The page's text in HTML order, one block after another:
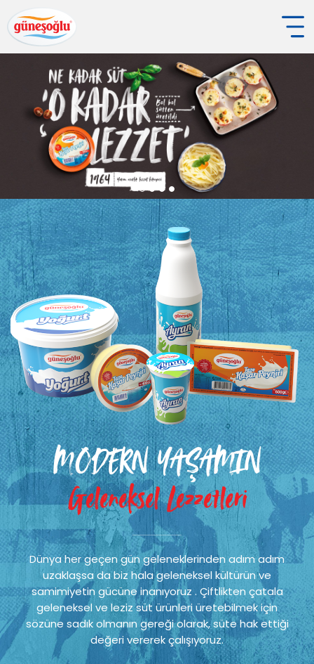
MODERN YAŞAMIN
Geleneksel Lezzetleri
Dünya her geçen gün geleneklerinden adım adım
uzaklaşsa da biz hala geleneksel kültürün ve
samimiyetin gücüne inanıyoruz . Çiftlikten çatala
geleneksel ve leziz süt ürünleri üretebilmek için
sözüne sadık olmanın gereği olarak, süte hak ettiği
değeri vererek çalışıyoruz.